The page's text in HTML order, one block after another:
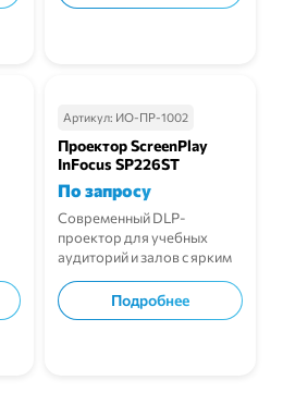
Артикул: ИО-ПР-1002
Проектор ScreenPlay
InFocus SP226ST
По запросу
Современный DLP-
проектор для учебных
аудиторий и залов с ярким
изображением и долгим
ресурсом.Подробнее